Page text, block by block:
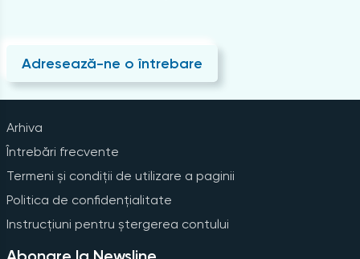
Adresează-ne o întrebare
Arhiva
Întrebări frecvente
Termeni și condiții de utilizare a paginii
Politica de confidențialitate
Instrucțiuni pentru ștergerea contului